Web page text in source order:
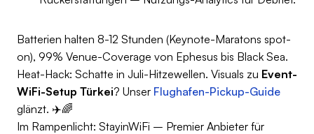
Batterien halten 8-12 Stunden (Keynote-Maratons spot-
on), 99% Venue-Coverage von Ephesus bis Black Sea.
Heat-Hack: Schatte in Juli-Hitzewellen. Visuals zu Event-
WiFi-Setup Türkei? Unser Flughafen-Pickup-Guide
glänzt. ✈️🌈
Im Rampenlicht: StayinWiFi – Premier Anbieter für